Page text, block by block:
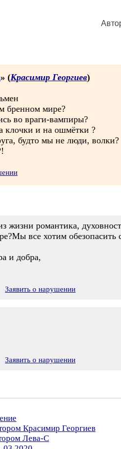
» (Красимир Георгиев)
бренном мире?
во враги-вампиры?
клочки и на ошмётки ?
будто мы не люди, волки?
жизни романтика,
все хотим
и добра,
Заявить о нарушении
Заявить о нарушении
Красимир Георгиев
Лева-С